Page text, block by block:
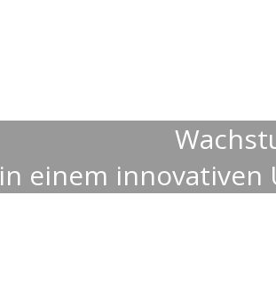
in einem